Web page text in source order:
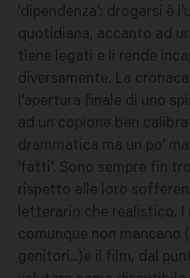
'dipendenza': drogarsi è
quotidiana, accanto ad
tiene legati e li rende
diversamente. La
l'apertura finale di uno
ad un copione ben
drammatica ma un po'
'fatti'. Sono sempre fin
rispetto alle loro
letterario che realistico. I
comunque non mancano
genitori...)e il film, dal